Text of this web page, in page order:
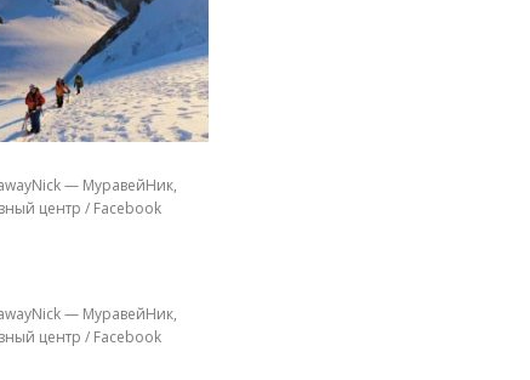
— МуравейНик,
центр / Facebook
— МуравейНик,
центр / Facebook